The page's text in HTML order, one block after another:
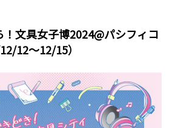
文具女子博2024@パシフィコ
12〜12/15）